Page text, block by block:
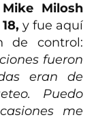
Milosh
y fue aquí
de control:
fueron
eran de
Puedo
me